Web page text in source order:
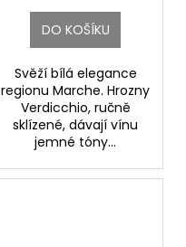
DO KOŠÍKU
Svěží bílá elegance
regionu Marche. Hrozny
Verdicchio, ručně
sklízené, dávají vínu
jemné tóny...